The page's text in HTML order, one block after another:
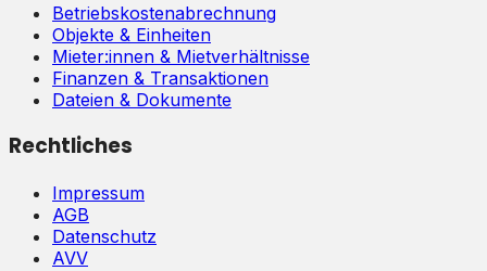
Betriebskostenabrechnung
Objekte & Einheiten
Mieter:innen & Mietverhältnisse
Finanzen & Transaktionen
Dateien & Dokumente
Rechtliches
Impressum
AGB
Datenschutz
AVV